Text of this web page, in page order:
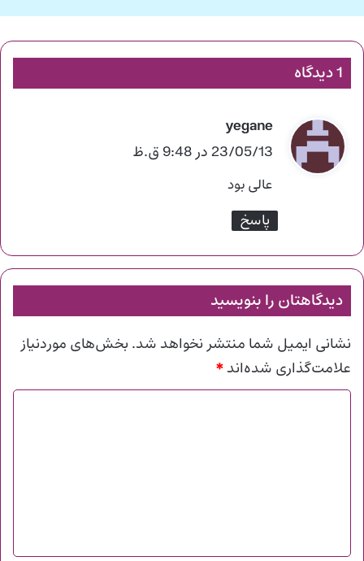
1 دیدگاه
yegane
ف
23/05/13 در 9:48 ق.ظ
عالی بود
پاسخ
دیدگاهتان را بنویسید
نشانی ایمیل شما منتشر نخواهد شد. بخش‌های موردنیاز
علامت‌گذاری شده‌اند*
*